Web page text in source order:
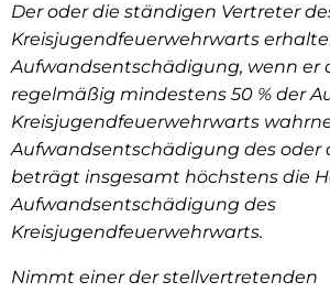
Der oder die ständigen Vertreter
Kreisjugendfeuerwehrwarts
Aufwandsentschädigung, wenn er
regelmäßig mindestens 50 % der
Kreisjugendfeuerwehrwarts
Aufwandsentschädigung des oder
beträgt insgesamt höchstens die
Aufwandsentschädigung des
Kreisjugendfeuerwehrwarts.
Nimmt einer der stellvertretenden